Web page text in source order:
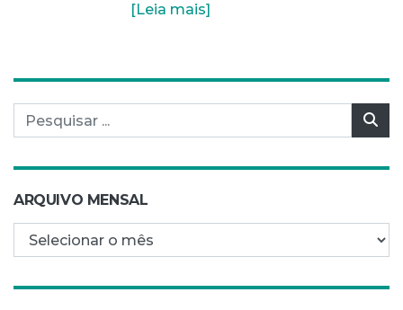
[Leia mais]
Pesquisar por:
ARQUIVO MENSAL
Arquivo mensal